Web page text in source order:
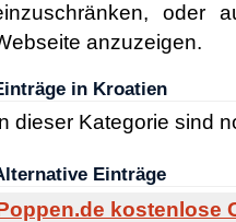
oder
anzuzeigen.
in Kroatien
dieser Kategorie sind
Einträge
kostenlose